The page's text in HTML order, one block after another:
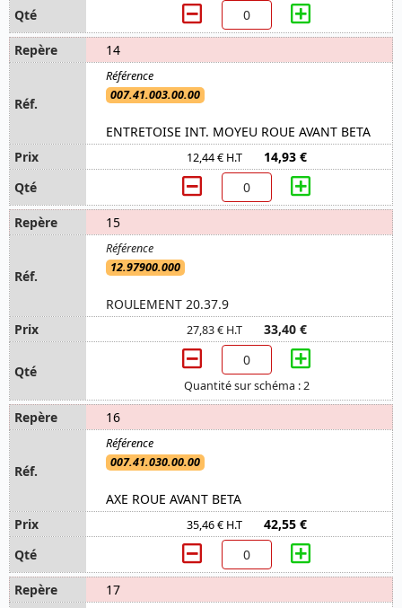
14
007.41.003.00.00
ENTRETOISE INT. MOYEU ROUE AVANT BETA
12,44 € H.T 14,93 €
15
12.97900.000
ROULEMENT 20.37.9
27,83 € H.T 33,40 €
Quantité sur schéma : 2
16
007.41.030.00.00
AXE ROUE AVANT BETA
35,46 € H.T 42,55 €
17